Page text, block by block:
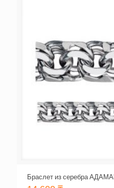
Браслет из серебра